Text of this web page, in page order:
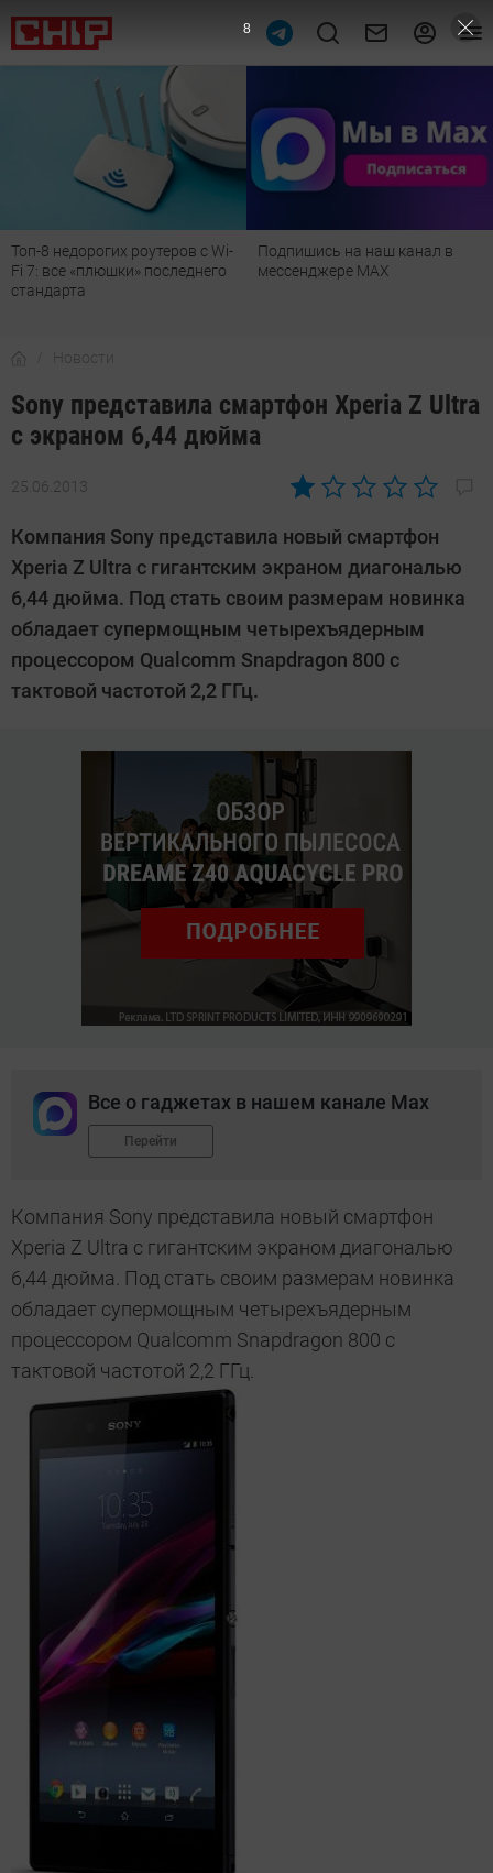
Подпишись на наш канал в
мессенджере МАХ
Рейтинг телевизоров 2026:
лучшие модели для гостиной,
Новости
Sony представила смартфон Xperia Z Ultra
с экраном 6,44 дюйма
25.06.2013
Автор:
Компания Sony представила новый смартфон
Xperia Z Ultra с гигантским экраном диагональю
6,44 дюйма. Под стать своим размерам новинка
обладает супермощным четырехъядерным
процессором Qualcomm Snapdragon 800 с
тактовой частотой 2,2 ГГц.
Все о гаджетах в нашем канале Max
Перейти
Компания Sony представила новый смартфон
Xperia Z Ultra с гигантским экраном диагональю
6,44 дюйма. Под стать своим размерам новинка
обладает супермощным четырехъядерным
процессором Qualcomm Snapdragon 800 с
тактовой частотой 2,2 ГГц.
6